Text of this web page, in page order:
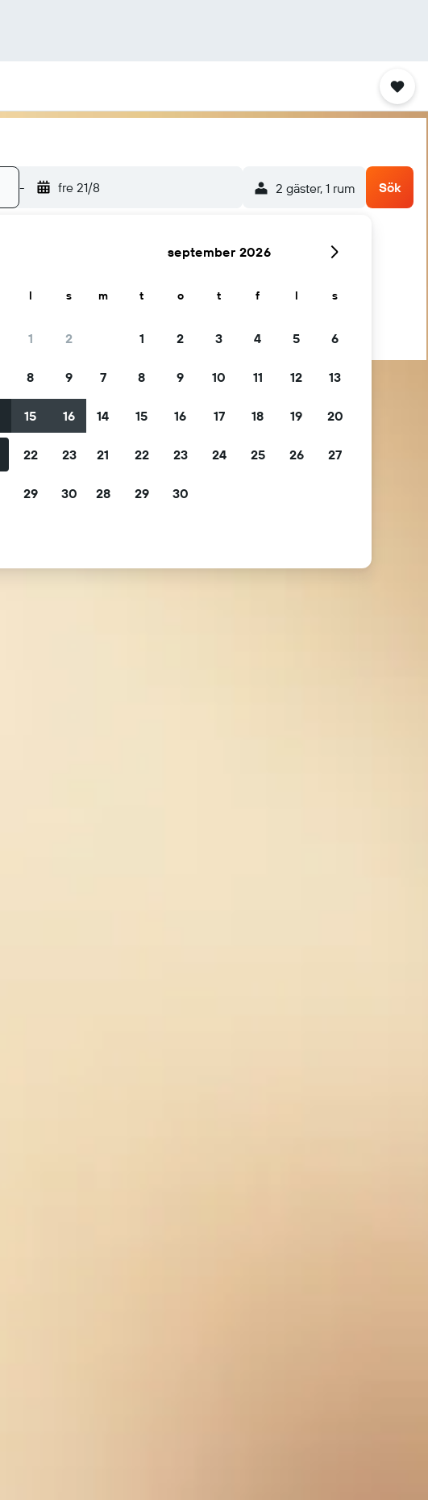
- fre 21/8 2 gäster, 1 rum Sök
l s
1 2
8 9
15 16
22 23
29 30
september 2026
m t o t f l s
1 2 3 4 5 6
7 8 9 10 11 12 13
14 15 16 17 18 19 20
21 22 23 24 25 26 27
28 29 30